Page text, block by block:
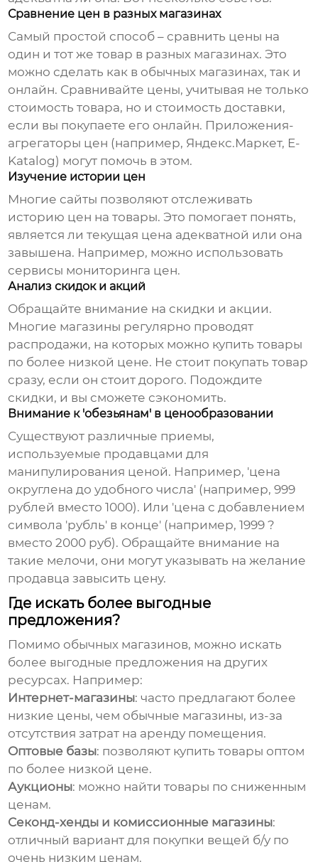
Сравнение цен в разных магазинах
Самый простой способ – сравнить цены на
один и тот же товар в разных магазинах. Это
можно сделать как в обычных магазинах, так и
онлайн. Сравнивайте цены, учитывая не только
стоимость товара, но и стоимость доставки,
если вы покупаете его онлайн. Приложения-
агрегаторы цен (например, Яндекс.Маркет, E-
Katalog) могут помочь в этом.
Изучение истории цен
Многие сайты позволяют отслеживать
историю цен на товары. Это помогает понять,
является ли текущая цена адекватной или она
завышена. Например, можно использовать
сервисы мониторинга цен.
Анализ скидок и акций
Обращайте внимание на скидки и акции.
Многие магазины регулярно проводят
распродажи, на которых можно купить товары
по более низкой цене. Не стоит покупать товар
сразу, если он стоит дорого. Подождите
скидки, и вы сможете сэкономить.
Внимание к 'обезьянам' в ценообразовании
Существуют различные приемы,
используемые продавцами для
манипулирования ценой. Например, 'цена
округлена до удобного числа' (например, 999
рублей вместо 1000). Или 'цена с добавлением
символа 'рубль' в конце' (например, 1999 ?
вместо 2000 руб). Обращайте внимание на
такие мелочи, они могут указывать на желание
продавца завысить цену.
Где искать более выгодные
предложения?
Помимо обычных магазинов, можно искать
более выгодные предложения на других
ресурсах. Например:
Интернет-магазины: часто предлагают более
низкие цены, чем обычные магазины, из-за
отсутствия затрат на аренду помещения.
Оптовые базы: позволяют купить товары оптом
по более низкой цене.
Аукционы: можно найти товары по сниженным
ценам.
Секонд-хенды и комиссионные магазины:
отличный вариант для покупки вещей б/у по
очень низким ценам.